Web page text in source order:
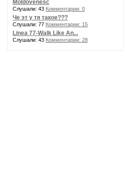
Moldovenesc
Слушали: 43 Комментарии: 0
Че эт у тя такое???
Слушали: 77 Комментарии: 15
Linea 77-Walk Like An...
Слушали: 43 Комментарии: 28